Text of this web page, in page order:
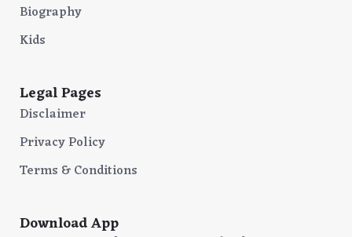
Biography
Kids
Legal Pages
Disclaimer
Privacy Policy
Terms & Conditions
Download App